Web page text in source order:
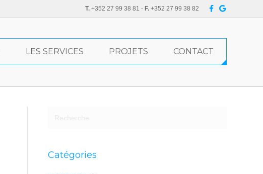
T. +352 27 99 38 81 - F. +352 27 99 38 82
c
o
o
k
G
o
e
LES SERVICES PROJETS CONTACT
Catégories